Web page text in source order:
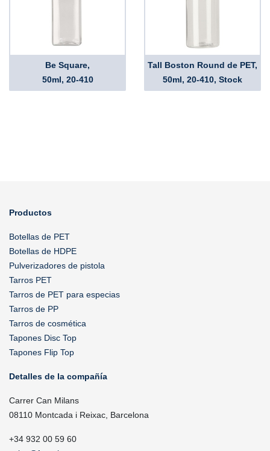
Be Square,
50ml, 20-410
Tall Boston Round de PET,
50ml, 20-410, Stock
Productos
Botellas de PET
Botellas de HDPE
Pulverizadores de pistola
Tarros PET
Tarros de PET para especias
Tarros de PP
Tarros de cosmética
Tapones Disc Top
Tapones Flip Top
Detalles de la compañía
Carrer Can Milans
08110 Montcada i Reixac, Barcelona
+34 932 00 59 60